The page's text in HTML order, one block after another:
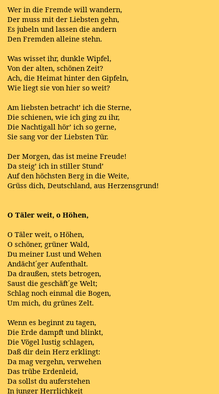
Wer in die Fremde will wandern,
Der muss mit der Liebsten gehn,
Es jubeln und lassen die andern
Den Fremden alleine stehn.
Was wisset ihr, dunkle Wipfel,
Von der alten, schönen Zeit?
Ach, die Heimat hinter den Gipfeln,
Wie liegt sie von hier so weit?
Am liebsten betracht’ ich die Sterne,
Die schienen, wie ich ging zu ihr,
Die Nachtigall hör’ ich so gerne,
Sie sang vor der Liebsten Tür.
Der Morgen, das ist meine Freude!
Da steig’ ich in stiller Stund’
Auf den höchsten Berg in die Weite,
Grüss dich, Deutschland, aus Herzensgrund!
O Täler weit, o Höhen,
O Täler weit, o Höhen,
O schöner, grüner Wald,
Du meiner Lust und Wehen
Andächt´ger Aufenthalt.
Da draußen, stets betrogen,
Saust die geschäft´ge Welt;
Schlag noch einmal die Bogen,
Um mich, du grünes Zelt.
Wenn es beginnt zu tagen,
Die Erde dampft und blinkt,
Die Vögel lustig schlagen,
Daß dir dein Herz erklingt:
Da mag vergehn, verwehen
Das trübe Erdenleid,
Da sollst du auferstehen
In junger Herrlichkeit